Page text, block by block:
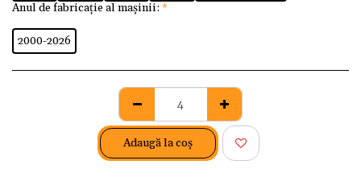
Anul de fabricație al mașinii: *
2000-2026
Adaugă la coş